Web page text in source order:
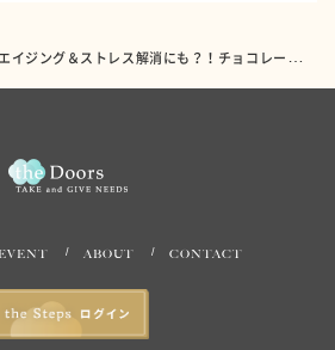
ジング＆ストレス解消にも？！チョコレートの美容効果とは
EVENT ABOUT CONTACT